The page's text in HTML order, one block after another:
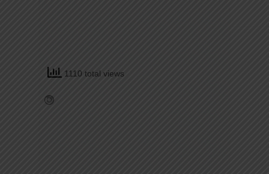
1110 total views